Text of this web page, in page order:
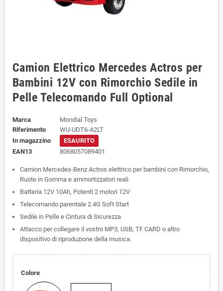
Camion Elettrico Mercedes Actros per
Bambini 12V con Rimorchio Sedile in
Pelle Telecomando Full Optional
Marca
Mondial Toys
Riferimento
WU-UDT6-A2LT
In magazzino
ESAURITO
EAN13
8068057089401
Camion Mercedes-Benz Actros elettrico per bambini con Rimorchio,
Ruote in Gomma e ammortizzatori reali
Batteria 12V 10Ah, Potenti 2 motori 12V
Telecomando parentale 2.4G Soft Start
Sedile in Pelle e Cintura di Sicurezza
Attacco per collegare il vostro MP3, USB, TF CARD o altro
dispositivo di riproduzione della musica.
Colore